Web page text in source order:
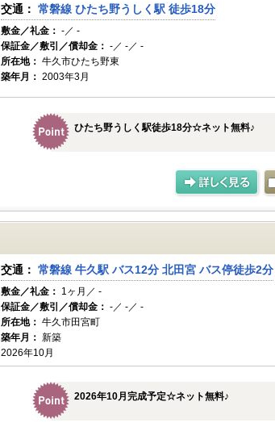
交通： 常磐線 ひたち野うしく駅 徒歩18分
敷金／礼金： -／ -
保証金／敷引／償却金： -／ -／ -
所在地： 牛久市ひたち野東
築年月： 2003年3月
ひたち野うしく駅徒歩18分☆ネット無料♪
交通： 常磐線 牛久駅 バス12分 北田宮 バス停徒歩2分
敷金／礼金： 1ヶ月／ -
保証金／敷引／償却金： -／ -／ -
所在地： 牛久市田宮町
築年月： 新築
2026年10月
2026年10月完成予定☆ネット無料♪